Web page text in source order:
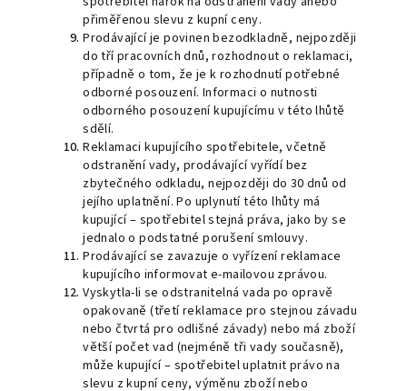
přiměřenou slevu z kupní ceny.
Prodávající je povinen bezodkladně, nejpozději
do tří pracovních dnů, rozhodnout o reklamaci,
případně o tom, že je k rozhodnutí potřebné
odborné posouzení. Informaci o nutnosti
odborného posouzení kupujícímu v této lhůtě
sdělí.
Reklamaci kupujícího spotřebitele, včetně
odstranění vady, prodávající vyřídí bez
zbytečného odkladu, nejpozději do 30 dnů od
jejího uplatnění. Po uplynutí této lhůty má
kupující – spotřebitel stejná práva, jako by se
jednalo o podstatné porušení smlouvy.
Prodávající se zavazuje o vyřízení reklamace
kupujícího informovat e-mailovou zprávou.
Vyskytla-li se odstranitelná vada po opravě
opakovaně (třetí reklamace pro stejnou závadu
nebo čtvrtá pro odlišné závady) nebo má zboží
větší počet vad (nejméně tři vady současně),
může kupující – spotřebitel uplatnit právo na
slevu z kupní ceny, výměnu zboží nebo